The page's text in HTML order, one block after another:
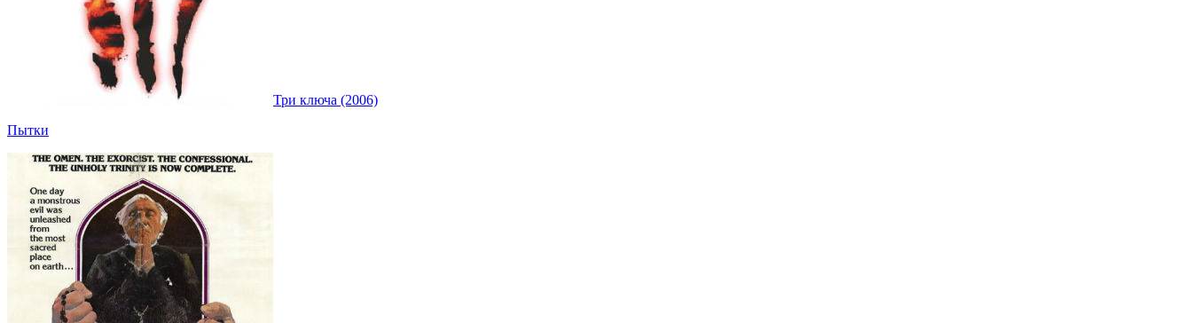
Три ключа (2006)
Пытки